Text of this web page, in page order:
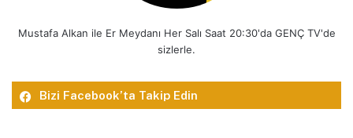
Mustafa Alkan ile Er Meydanı Her Salı Saat 20:30'da GENÇ TV'de
sizlerle.
Bizi Facebook’ta Takip Edin